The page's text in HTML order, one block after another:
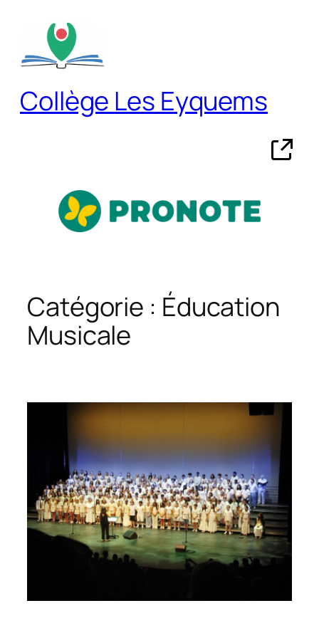
contenu
Collège Les Eyquems
Catégorie : Éducation
Musicale